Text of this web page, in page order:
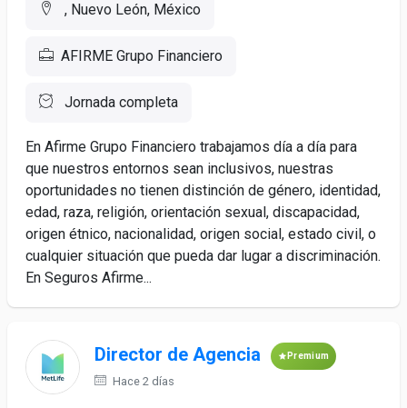
, Nuevo León, México
AFIRME Grupo Financiero
Jornada completa
En Afirme Grupo Financiero trabajamos día a día para
que nuestros entornos sean inclusivos, nuestras
oportunidades no tienen distinción de género, identidad,
edad, raza, religión, orientación sexual, discapacidad,
origen étnico, nacionalidad, origen social, estado civil, o
cualquier situación que pueda dar lugar a discriminación.
En Seguros Afirme...
Director de Agencia Premium
Hace 2 días